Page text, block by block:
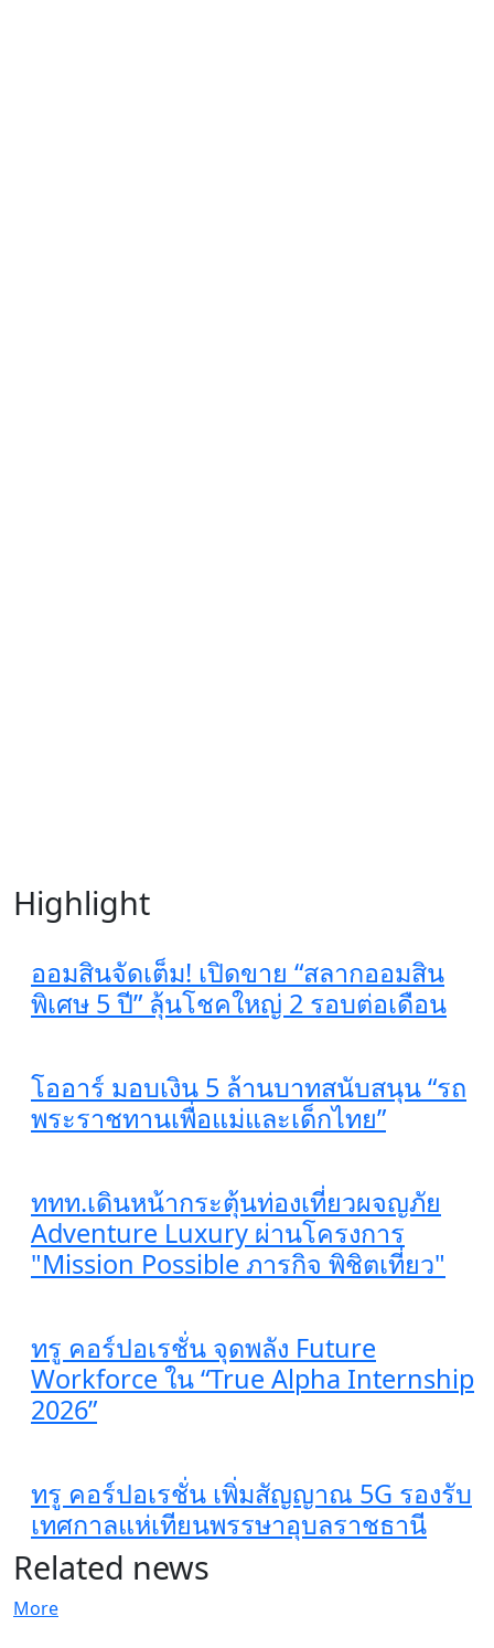
Highlight
ออมสินจัดเต็ม! เปิดขาย “สลากออมสิน
พิเศษ 5 ปี” ลุ้นโชคใหญ่ 2 รอบต่อเดือน
โออาร์ มอบเงิน 5 ล้านบาทสนับสนุน “รถ
พระราชทานเพื่อแม่และเด็กไทย”
ททท.เดินหน้ากระตุ้นท่องเที่ยวผจญภัย
Adventure Luxury ผ่านโครงการ
"Mission Possible ภารกิจ พิชิตเที่ยว"
ทรู คอร์ปอเรชั่น จุดพลัง Future
Workforce ใน “True Alpha Internship
2026”
ทรู คอร์ปอเรชั่น เพิ่มสัญญาณ 5G รองรับ
เทศกาลแห่เทียนพรรษาอุบลราชธานี
Related news
More